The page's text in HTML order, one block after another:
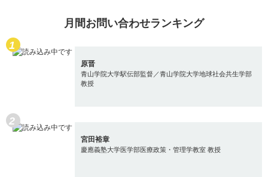
月間お問い合わせランキング
原晋
青山学院大学駅伝部監督／青山学院大学地球社会共生学部
教授
宮田裕章
慶應義塾大学医学部医療政策・管理学教室 教授